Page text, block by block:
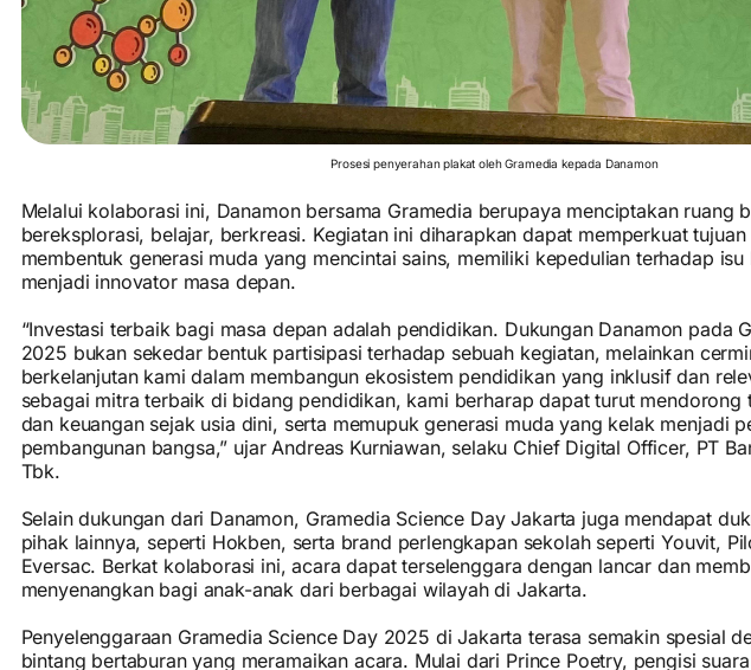
Prosesi penyerahan plakat oleh Gramedia kepada Danamon
Melalui kolaborasi ini, Danamon bersama Gramedia berupaya menciptakan ruang
bereksplorasi, belajar, berkreasi. Kegiatan ini diharapkan dapat memperkuat
membentuk generasi muda yang mencintai sains, memiliki kepedulian terhadap
menjadi innovator masa depan.
“Investasi terbaik bagi masa depan adalah pendidikan. Dukungan Danamon pada
2025 bukan sekedar bentuk partisipasi terhadap sebuah kegiatan, melainkan
berkelanjutan kami dalam membangun ekosistem pendidikan yang inklusif dan
sebagai mitra terbaik di bidang pendidikan, kami berharap dapat turut mendorong
dan keuangan sejak usia dini, serta memupuk generasi muda yang kelak menjadi
pembangunan bangsa,” ujar Andreas Kurniawan, selaku Chief Digital Officer, PT
Tbk.
Selain dukungan dari Danamon, Gramedia Science Day Jakarta juga mendapat
pihak lainnya, seperti Hokben, serta brand perlengkapan sekolah seperti Youvit,
Eversac. Berkat kolaborasi ini, acara dapat terselenggara dengan lancar dan
menyenangkan bagi anak-anak dari berbagai wilayah di Jakarta.
Penyelenggaraan Gramedia Science Day 2025 di Jakarta terasa semakin spesial
bintang bertaburan yang meramaikan acara. Mulai dari Prince Poetry, pengisi